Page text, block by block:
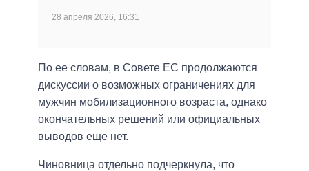
28 апреля 2026, 16:31
По ее словам, в Совете ЕС продолжаются
дискуссии о возможных ограничениях для
мужчин мобилизационного возраста, однако
окончательных решений или официальных
выводов еще нет.
Чиновница отдельно подчеркнула, что